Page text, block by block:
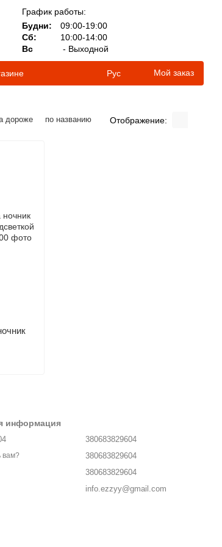
График работы:
Будни:
09:00-19:00
Сб:
10:00-14:00
Вс
- Выходной
Рус Мой заказ
дороже по названию Отображение:
информация
вам?
380683829604
380683829604
380683829604
info.ezzyy@gmail.com